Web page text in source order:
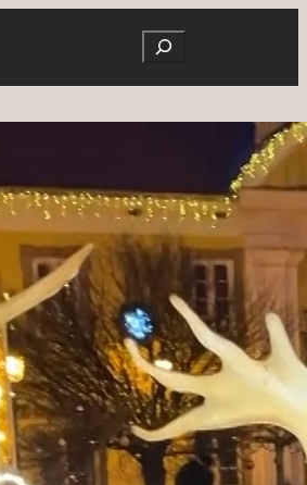
Search